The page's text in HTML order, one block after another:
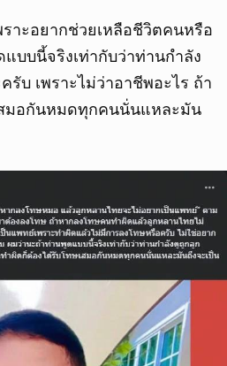
าะอยากช่วยเหลือชีวิตคนหรือ
บบนี้จริงเท่ากับว่าท่านกำลัง
บ เพราะไม่ว่าอาชีพอะไร ถ้า
มอกันหมดทุกคนนั่นแหละมัน